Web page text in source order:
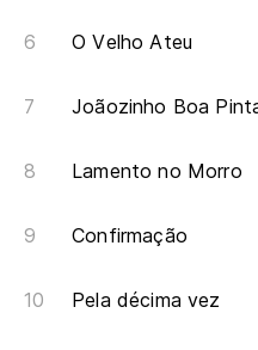
O Velho Ateu
Joãozinho Boa
Lamento no Morro
Confirmação
Pela décima vez